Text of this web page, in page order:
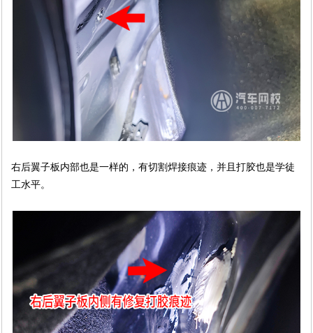
右后翼子板内部也是一样的，有切割焊接痕迹，并且打胶也是学徒
工水平。